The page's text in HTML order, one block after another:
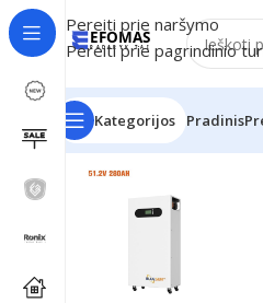
Pereiti prie naršymo
Pereiti prie pagrindinio
Kategorijos Pradinis
Pradžia Elektros stotelės